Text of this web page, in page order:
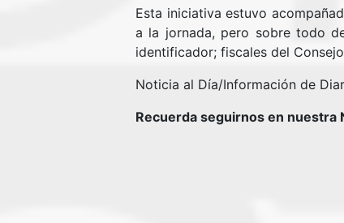
Esta iniciativa estuvo
a la jornada, pero sobre todo
identificador; fiscales del
Noticia al Día/Información de
Recuerda seguirnos en nuestra